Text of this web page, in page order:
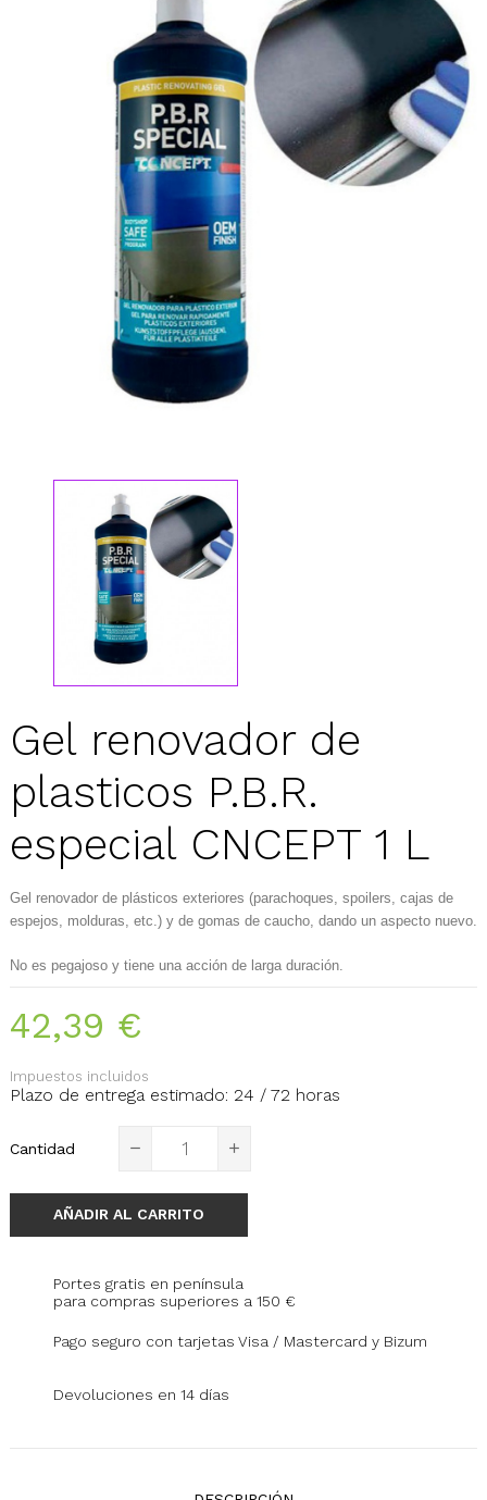
Gel renovador de
plasticos P.B.R.
especial CNCEPT 1 L
Gel renovador de plásticos exteriores (parachoques, spoilers, cajas de
espejos, molduras, etc.) y de gomas de caucho, dando un aspecto nuevo.
No es pegajoso y tiene una acción de larga duración.
42,39 €
Impuestos incluidos
Plazo de entrega estimado: 24 / 72 horas
Cantidad
AÑADIR AL CARRITO
Portes gratis en península
para compras superiores a 150 €
Pago seguro con tarjetas Visa / Mastercard y Bizum
Devoluciones en 14 días